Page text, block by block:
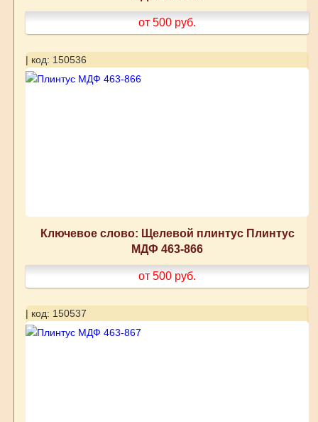
от 500 руб.
| код: 150536
Ключевое слово: Щелевой плинтус Плинтус
МДФ 463-866
от 500 руб.
| код: 150537